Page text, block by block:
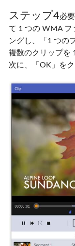
ステップ4必
て 1 つの WMA フ
ングし、「1 つの
複数のクリップを
次に、「OK」を